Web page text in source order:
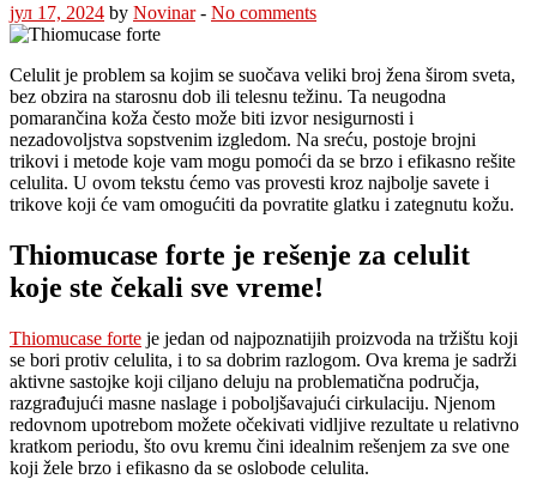
јул 17, 2024 by Novinar- No comments
Celulit je problem sa kojim se suočava veliki broj žena širom sveta,
bez obzira na starosnu dob ili telesnu težinu. Ta neugodna
pomarančina koža često može biti izvor nesigurnosti i
nezadovoljstva sopstvenim izgledom. Na sreću, postoje brojni
trikovi i metode koje vam mogu pomoći da se brzo i efikasno rešite
celulita. U ovom tekstu ćemo vas provesti kroz najbolje savete i
trikove koji će vam omogućiti da povratite glatku i zategnutu kožu.
Thiomucase forte je rešenje za celulit
koje ste čekali sve vreme!
Thiomucase forte je jedan od najpoznatijih proizvoda na tržištu koji
se bori protiv celulita, i to sa dobrim razlogom. Ova krema je sadrži
aktivne sastojke koji ciljano deluju na problematična područja,
razgrađujući masne naslage i poboljšavajući cirkulaciju. Njenom
redovnom upotrebom možete očekivati vidljive rezultate u relativno
kratkom periodu, što ovu kremu čini idealnim rešenjem za sve one
koji žele brzo i efikasno da se oslobode celulita.